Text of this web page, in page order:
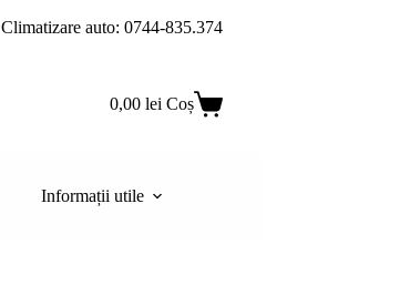
Climatizare auto: 0744-835.374
0,00 lei Coș
Informații utile